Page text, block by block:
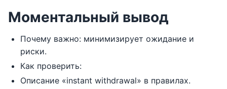
Моментальный вывод
Почему важно: минимизирует ожидание и
риски.
Как проверить:
Описание «instant withdrawal» в правилах.